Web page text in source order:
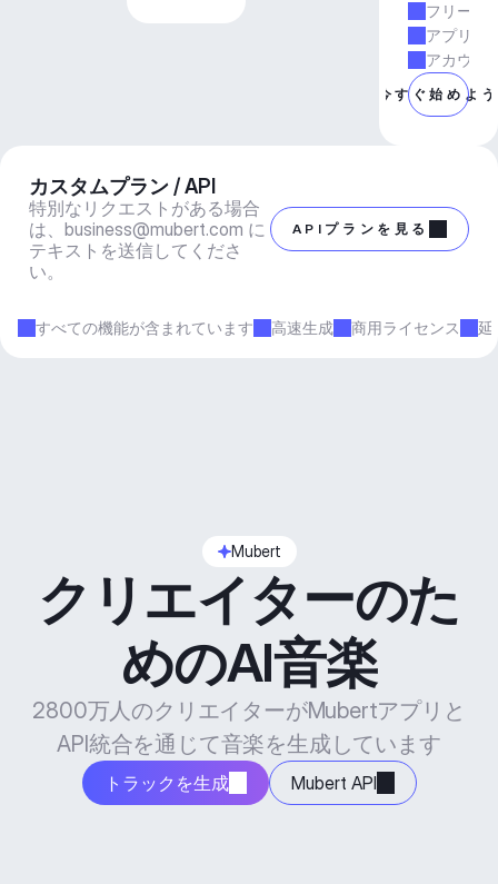
フリーラ
アプリと
アカウン
今すぐ始めよう
カスタムプラン / API
特別なリクエストがある場合
は、 business@mubert.com に
テキストを送信してくださ
い。
APIプランを見る
すべての機能が含まれています 高速生成 商用ライセンス 延
Mubert
クリエイターのた
めのAI音楽
2800万人のクリエイターがMubertアプリと
API統合を通じて音楽を生成しています
トラックを生成 Mubert API